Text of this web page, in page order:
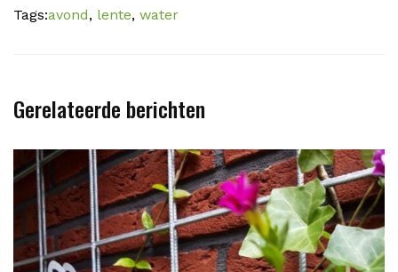
Tags:avond, lente, water
Gerelateerde berichten